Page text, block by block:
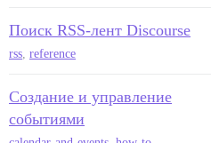
Поиск RSS-лент Discourse
rss, reference
Создание и управление
событиями